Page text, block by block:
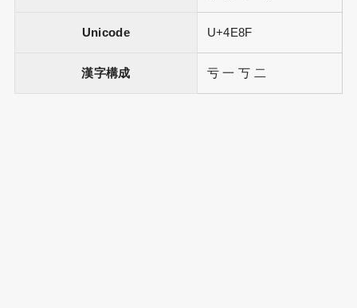
Unicode U+4E8F
漢字構成 亏 一 丂 二